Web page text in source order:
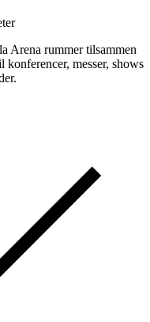
Arena rummer tilsammen
konferencer, messer, shows